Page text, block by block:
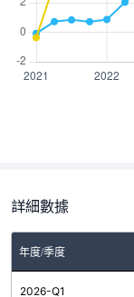
詳細數據
年度/季度
2026-Q1